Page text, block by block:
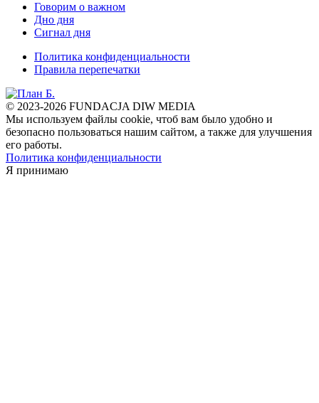
Говорим о важном
Дно дня
Сигнал дня
Политика конфиденциальности
Правила перепечатки
© 2023-2026 FUNDACJA DIW MEDIA
Мы используем файлы cookie, чтоб вам было удобно и
безопасно пользоваться нашим сайтом, а также для улучшения
его работы.
Политика конфиденциальности
Я принимаю